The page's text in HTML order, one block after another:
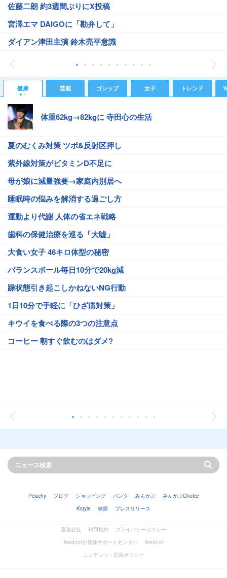
佐藤二朗 約3週間ぶりにX投稿
宮澤エマ DAIGOに「勘弁して」
ダイアン津田主演 鈴木亮平意識
健康 芸能 ゴシップ 女子 トレンド
体重62kg→82kgに 寺田心の生活
夏のむくみ対策 ツボ&反射区押し
紫外線対策がビタミンD不足に
母が娘に減量強要→家庭内別居へ
睡眠時の悩みを解消する過ごし方
運動より代謝 人体の省エネ戦略
歯科の保健治療を巡る「大嘘」
大食い女子 46キロ体型の秘密
バランスボール毎日10分で20kg減
躁状態引き起こしかねないNG行動
1日10分で手軽に「ひざ痛対策」
キウイを食べる際の3つの注意点
コーヒー 朝すぐ飲むのはダメ?
Peachy ブログ ショッピング バンク みんかぶ
みんかぶChoice
Kstyle
株探 プレスリリース
運営会社 利用規約
プライバシーポリシー
livedoorお客様サポートセンター
livedoor
コンテンツ・広告ポリシー